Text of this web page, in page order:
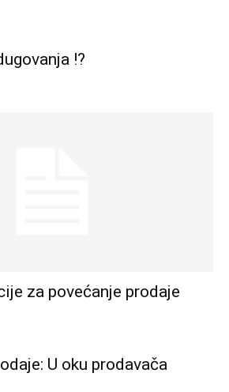
!?
za povećanje prodaje
U oku prodavača